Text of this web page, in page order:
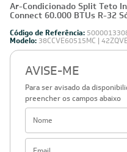
Ar-Condicionado Split Teto
Connect 60.000 BTUs R-32
Código de Referência:
Modelo: 38CCVE60515MC |
AVISE-ME
Para ser avisado da
preencher os campos abaixo